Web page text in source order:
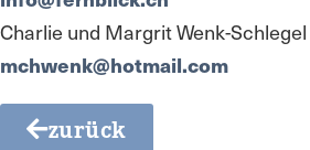
Charlie und Margrit Wenk-
mchwenk@hotmail.com
zurück